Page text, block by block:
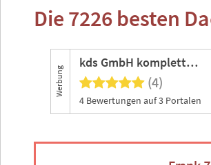
Die 7226 besten
Werbung
kds GmbH komplette Dachsanierung
(4)
4 Bewertungen auf 3 Portalen